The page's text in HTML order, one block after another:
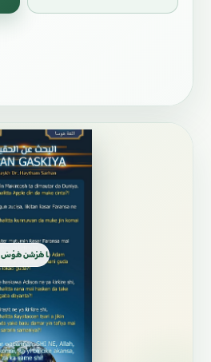
Hausa الهـوسـا هَرْشَن هَوْسَ